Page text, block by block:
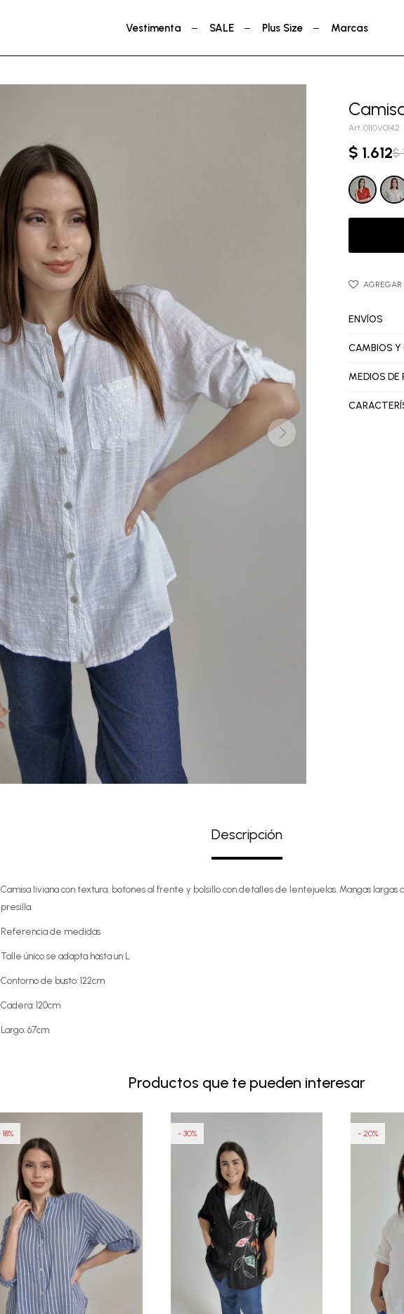
Vestimenta SALE Plus Size Marcas
0110V0142
$ 1.612$
ENVÍOS
CAMBIOS Y
MEDIOS DE
Descripción
Camisa liviana con textura, botones al frente y bolsillo con detalles de lentejuelas. Mangas largas
presilla.
Referencia de medidas
Talle único se adapta hasta un L
Contorno de busto: 122cm
Cadera: 120cm
Largo: 67cm
Productos que te pueden interesar
18 30 20